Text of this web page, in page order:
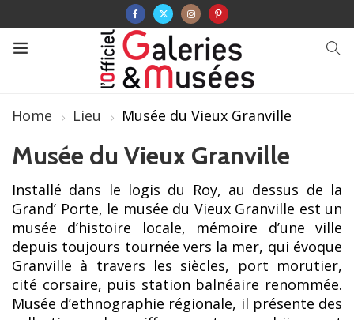
Home Lieu Musée du Vieux Granville
Musée du Vieux Granville
Installé dans le logis du Roy, au dessus de la
Grand’ Porte, le musée du Vieux Granville est un
musée d’histoire locale, mémoire d’une ville
depuis toujours tournée vers la mer, qui évoque
Granville à travers les siècles, port morutier,
cité corsaire, puis station balnéaire renommée.
Musée d’ethnographie régionale, il présente des